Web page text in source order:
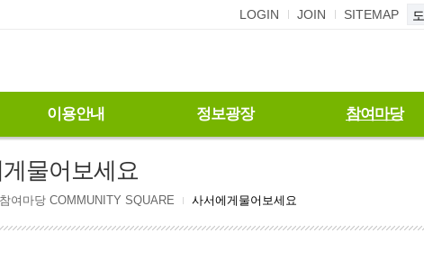
LOGIN JOIN SITEMAP
이용안내 정보광장 참여마당
물어보세요
참여마당 COMMUNITY SQUARE 사서에게물어보세요